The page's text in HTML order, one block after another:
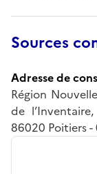
Sources
Adresse de
Région
de
86020 Poitiers -